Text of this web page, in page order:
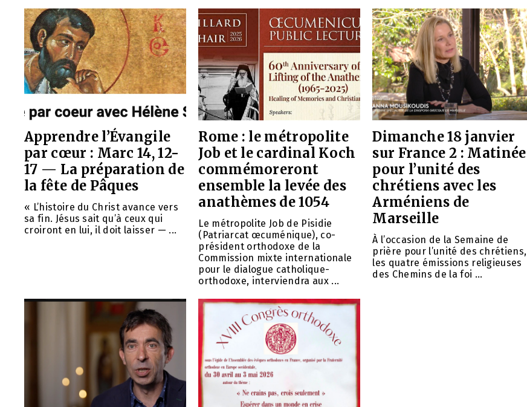
Apprendre l’Évangile
par cœur : Marc 14, 12-
17 — La préparation de
la fête de Pâques
« L’histoire du Christ avance vers
sa fin. Jésus sait qu’à ceux qui
croiront en lui, il doit laisser — ...
Rome : le métropolite
Job et le cardinal Koch
commémoreront
ensemble la levée des
anathèmes de 1054
Le métropolite Job de Pisidie
(Patriarcat œcuménique), co-
président orthodoxe de la
Commission mixte internationale
pour le dialogue catholique-
orthodoxe, interviendra aux ...
Dimanche 18 janvier
sur France 2 : Matinée
pour l’unité des
chrétiens avec les
Arméniens de
Marseille
À l’occasion de la Semaine de
prière pour l’unité des chrétiens,
les quatre émissions religieuses
des Chemins de la foi ...